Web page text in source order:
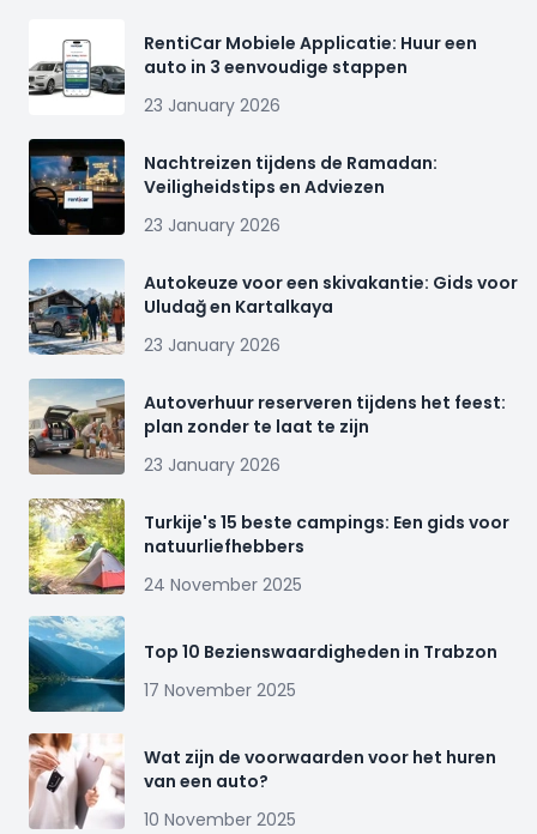
RentiCar Mobiele Applicatie: Huur een
auto in 3 eenvoudige stappen
23 January 2026
Nachtreizen tijdens de Ramadan:
Veiligheidstips en Adviezen
23 January 2026
Autokeuze voor een skivakantie: Gids voor
Uludağ en Kartalkaya
23 January 2026
Autoverhuur reserveren tijdens het feest:
plan zonder te laat te zijn
23 January 2026
Turkije's 15 beste campings: Een gids voor
natuurliefhebbers
24 November 2025
Top 10 Bezienswaardigheden in Trabzon
17 November 2025
Wat zijn de voorwaarden voor het huren
van een auto?
10 November 2025